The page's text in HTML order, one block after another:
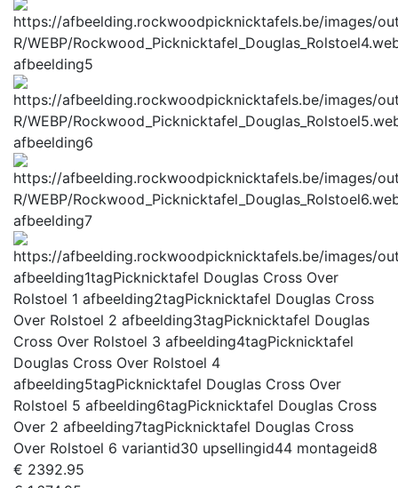
afbeelding5
afbeelding6
afbeelding7
afbeelding1tagPicknicktafel Douglas Cross Over
Rolstoel 1 afbeelding2tagPicknicktafel Douglas Cross
Over Rolstoel 2 afbeelding3tagPicknicktafel Douglas
Cross Over Rolstoel 3 afbeelding4tagPicknicktafel
Douglas Cross Over Rolstoel 4
afbeelding5tagPicknicktafel Douglas Cross Over
Rolstoel 5 afbeelding6tagPicknicktafel Douglas Cross
Over 2 afbeelding7tagPicknicktafel Douglas Cross
Over Rolstoel 6 variantid30 upsellingid44 montageid8
€ 2392.95